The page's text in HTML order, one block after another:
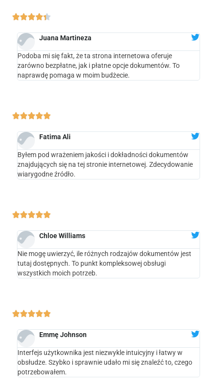

Juana Martineza
Podoba mi się fakt, że ta strona internetowa oferuje
zarówno bezpłatne, jak i płatne opcje dokumentów. To
naprawdę pomaga w moim budżecie.

Fatima Ali
Byłem pod wrażeniem jakości i dokładności dokumentów
znajdujących się na tej stronie internetowej. Zdecydowanie
wiarygodne źródło.

Chloe Williams
Nie mogę uwierzyć, ile różnych rodzajów dokumentów jest
tutaj dostępnych. To punkt kompleksowej obsługi
wszystkich moich potrzeb.

Emmę Johnson
Interfejs użytkownika jest niezwykle intuicyjny i łatwy w
obsłudze. Szybko i sprawnie udało mi się znaleźć to, czego
potrzebowałem.